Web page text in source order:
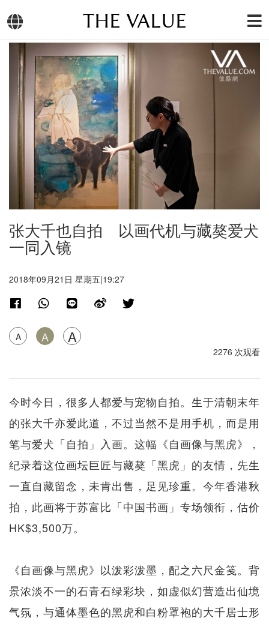
THE VALUE
张大千也自拍 以画代机与藏獒爱犬
一同入镜
2018年09月21日 星期五|19:27
A A A
2276 次观看
今时今日，很多人都爱与宠物自拍。生于清朝末年
的张大千亦爱此道，不过当然不是用手机，而是用
笔与爱犬「自拍」入画。这幅《自画像与黑虎》，
纪录着这位画坛巨匠与藏獒「黑虎」的友情，先生
一直自藏留念，未肯出售，足见珍重。今年香港秋
拍，此画将于苏富比「中国书画」专场领衔，估价
HK$3,500万。
《自画像与黑虎》以泼彩泼墨，配之六尺金笺。背
景浓淡不⼀的石青石绿彩块，如虚似幻营造出仙境
气氛，与通体墨色的黑虎和白粉罩袍的大千居士形